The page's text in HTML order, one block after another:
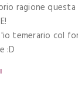
ragione
temerario col
:D